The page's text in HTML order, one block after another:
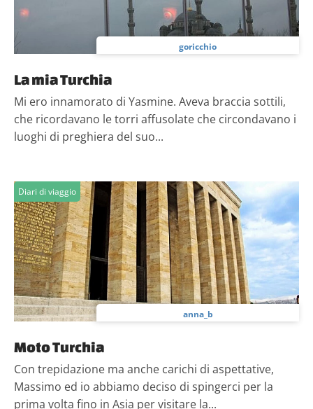
goricchio
La mia Turchia
Mi ero innamorato di Yasmine. Aveva braccia sottili,
che ricordavano le torri affusolate che circondavano i
luoghi di preghiera del suo...
Diari di viaggio
anna_b
Moto Turchia
Con trepidazione ma anche carichi di aspettative,
Massimo ed io abbiamo deciso di spingerci per la
prima volta fino in Asia per visitare la...